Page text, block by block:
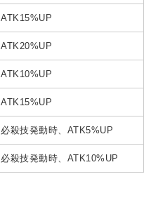
ATK15%UP
ATK20%UP
ATK10%UP
ATK15%UP
必殺技発動時、ATK5%UP
必殺技発動時、ATK10%UP